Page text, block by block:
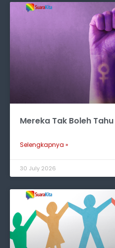
Mereka Tak Boleh Tahu
Selengkapnya »
30 July 2026